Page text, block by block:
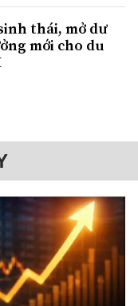
thái, mở dư
mới cho du